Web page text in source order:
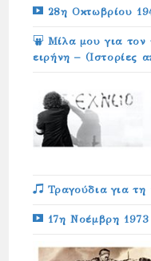
28η Οκτωβρίου
Μίλα μου για τον
ειρήνη – (Ιστορίες
Τραγούδια για
17η Νοέμβρη